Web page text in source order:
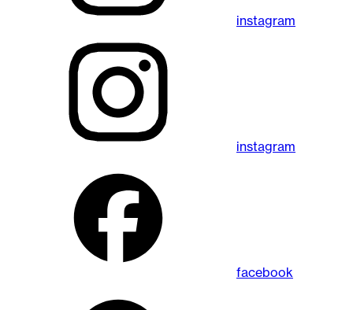
instagram
instagram
facebook